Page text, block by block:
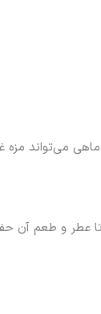
می‌تواند مزه
عطر و طعم آن